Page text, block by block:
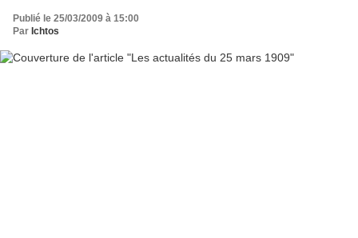
Publié le 25/03/2009 à 15:00
Par Ichtos